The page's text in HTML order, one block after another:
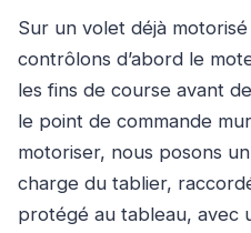
Sur un volet déjà
contrôlons d’abord le
les fins de course avant
le point de commande
motoriser, nous posons
charge du tablier,
protégé au tableau, avec